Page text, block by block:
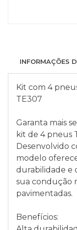
INFORMAÇÕES
Kit com 4
TE307
Garanta mais
kit de 4 pneus
Desenvolvido
modelo
durabilidade e
sua condução
pavimentadas.
Benefícios: